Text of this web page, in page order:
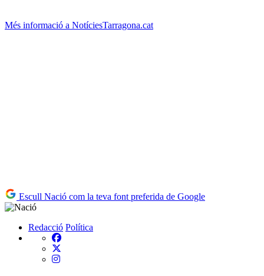
Més informació a NotíciesTarragona.cat
Escull Nació com la teva font preferida de Google
Redacció Política